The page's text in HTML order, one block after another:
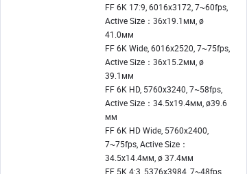
FF 6K 17:9, 6016x3172, 7~60fps,
Active Size：36x19.1мм, ø
41.0мм
FF 6K Wide, 6016x2520, 7~75fps,
Active Size：36x15.2мм, ø
39.1мм
FF 6K HD, 5760x3240, 7~58fps,
Active Size：34.5x19.4мм, ø39.6
мм
FF 6K HD Wide, 5760x2400,
7~75fps, Active Size：
34.5x14.4мм, ø 37.4мм
FF 5K 4:3, 5376x3984, 7~48fps,